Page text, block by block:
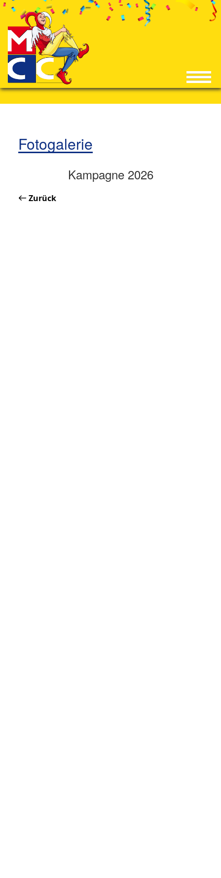
Fotogalerie
Kampagne 2026
Zurück